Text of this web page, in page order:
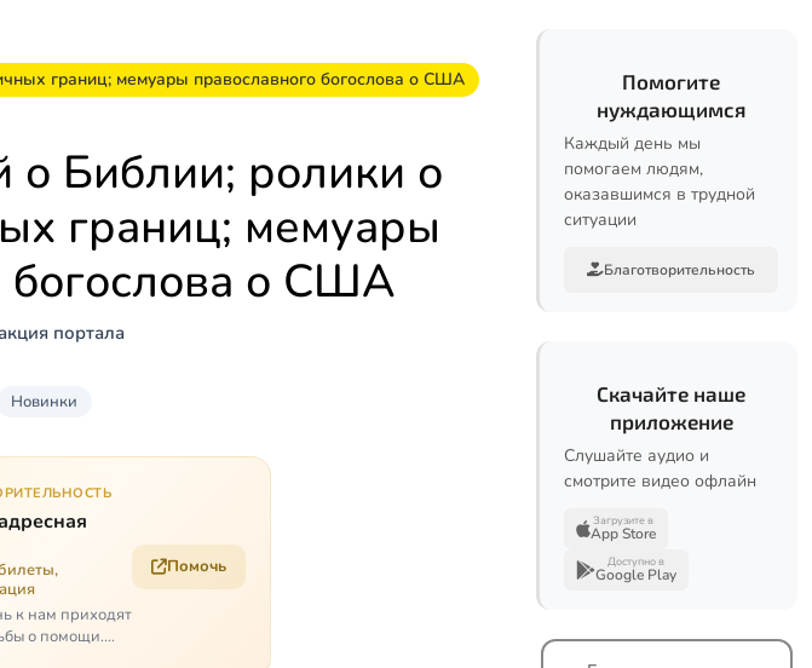
границ; мемуары православного богослова о США
о Библии; ролики о
границ; мемуары
богослова о США
портала
Новинки
к нам приходят
о помощи.
Помочь
Помогите
нуждающимся
Каждый день мы
помогаем людям,
оказавшимся в трудной
ситуации
Благотворительность
Скачайте наше
приложение
Слушайте аудио и
смотрите видео офлайн
Загрузите в
App Store
Доступно в
Google Play